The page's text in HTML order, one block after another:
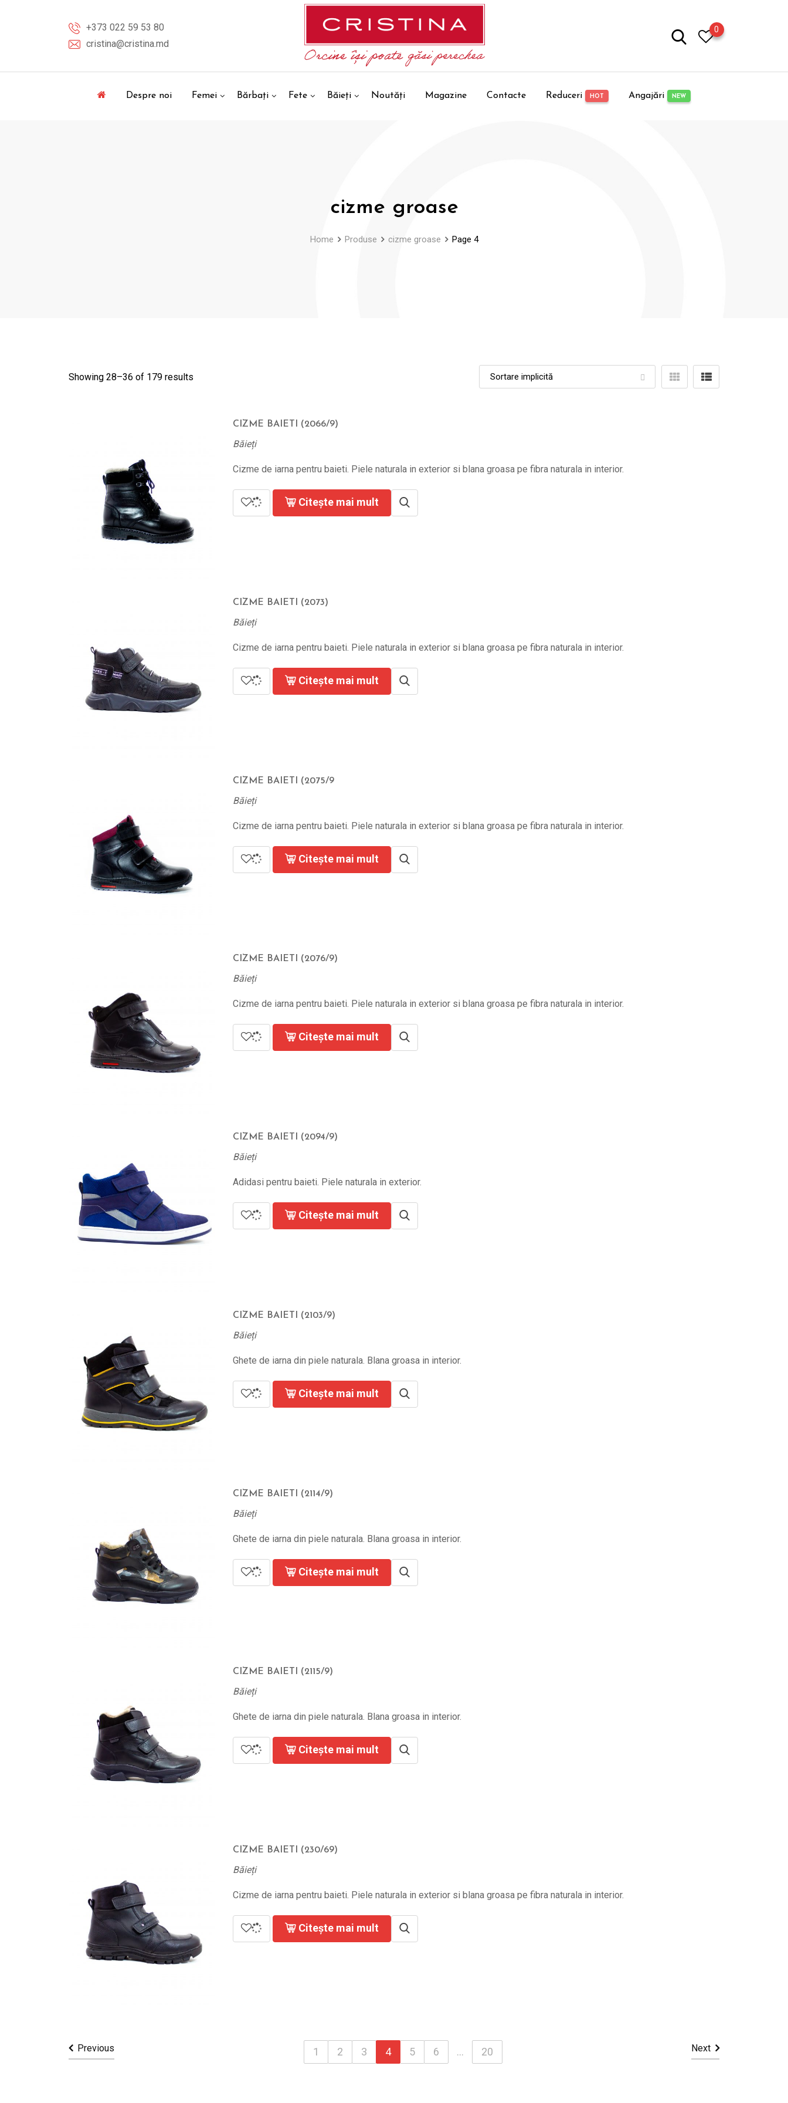
+373 022 59 53 80
cristina@cristina.md
0
Despre noi Femei Bărbați Fete Băieți Noutăți Magazine Contacte Reduceri HOT Angajări NEW
cizme groase
Home Produse cizme groase Page 4
Showing 28–36 of 179 results
CIZME BAIETI (2066/9)
Băieți
Cizme de iarna pentru baieti. Piele naturala in exterior si blana groasa pe fibra naturala in interior.
Citește mai mult
CIZME BAIETI (2073)
Băieți
Cizme de iarna pentru baieti. Piele naturala in exterior si blana groasa pe fibra naturala in interior.
Citește mai mult
CIZME BAIETI (2075/9
Băieți
Cizme de iarna pentru baieti. Piele naturala in exterior si blana groasa pe fibra naturala in interior.
Citește mai mult
CIZME BAIETI (2076/9)
Băieți
Cizme de iarna pentru baieti. Piele naturala in exterior si blana groasa pe fibra naturala in interior.
Citește mai mult
CIZME BAIETI (2094/9)
Băieți
Adidasi pentru baieti. Piele naturala in exterior.
Citește mai mult
CIZME BAIETI (2103/9)
Băieți
Ghete de iarna din piele naturala. Blana groasa in interior.
Citește mai mult
CIZME BAIETI (2114/9)
Băieți
Ghete de iarna din piele naturala. Blana groasa in interior.
Citește mai mult
CIZME BAIETI (2115/9)
Băieți
Ghete de iarna din piele naturala. Blana groasa in interior.
Citește mai mult
CIZME BAIETI (230/69)
Băieți
Cizme de iarna pentru baieti. Piele naturala in exterior si blana groasa pe fibra naturala in interior.
Citește mai mult
Previous 1 2 3 4 5 6 ... 20 Next